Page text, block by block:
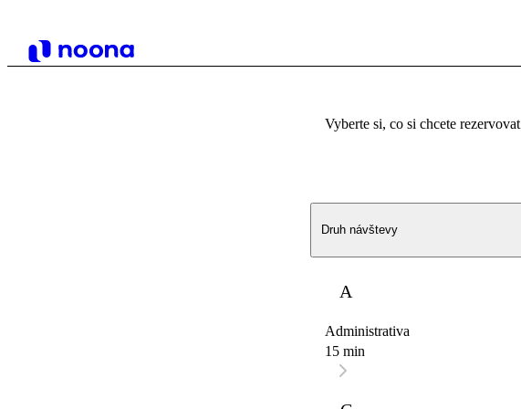
Vyberte si, co si chcete rezervovat
Druh návštevy
A
Administrativa
15 min